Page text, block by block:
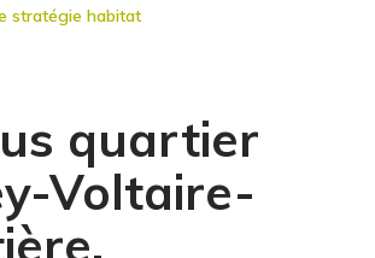
stratégie habitat
quartier
Voltaire-